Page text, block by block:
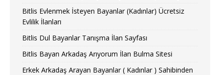
Bitlis Evlenmek İsteyen Bayanlar (Kadınlar) Ücretsiz
Evlilik İlanları
Bitlis Dul Bayanlar Tanışma İlan Sayfası
Bitlis Bayan Arkadaş Arıyorum İlan Bulma Sitesi
Erkek Arkadaş Arayan Bayanlar ( Kadınlar ) Sahibinden